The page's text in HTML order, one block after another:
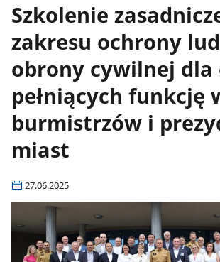
Szkolenie
zakresu ochrony
obrony cywilnej dla
pełniących funkcję
burmistrzów i
miast
27.06.2025